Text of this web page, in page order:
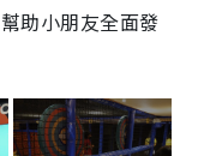
助小朋友全面發